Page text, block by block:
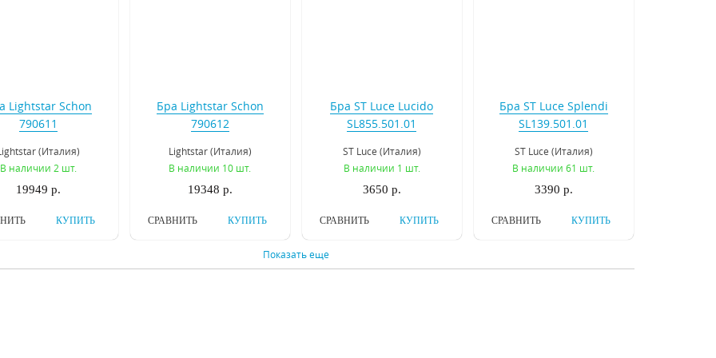
Lightstar Schon
790611
(Италия)
В наличии 2 шт.
19949 р.
КУПИТЬ
Бра Lightstar Schon
790612
Lightstar (Италия)
В наличии 10 шт.
19348 р.
КУПИТЬ
СРАВНИТЬ
Бра ST Luce Lucido
SL855.501.01
ST Luce (Италия)
В наличии 1 шт.
3650 р.
КУПИТЬ
СРАВНИТЬ
Бра ST Luce Splendi
SL139.501.01
ST Luce (Италия)
В наличии 61 шт.
3390 р.
КУПИТЬ
СРАВНИТЬ
Показать еще